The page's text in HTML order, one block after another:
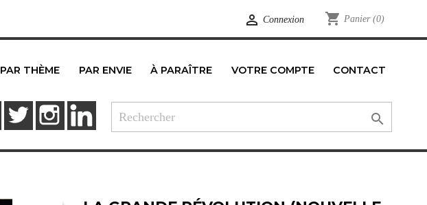
 Connexion shopping_cart Panier (0)
PAR THÈME PAR ENVIE À PARAÎTRE VOTRE COMPTE CONTACT
FacebookTwitter Instagram
